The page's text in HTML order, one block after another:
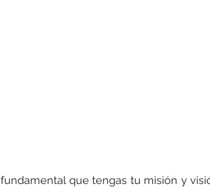
fundamental que tengas tu misión y